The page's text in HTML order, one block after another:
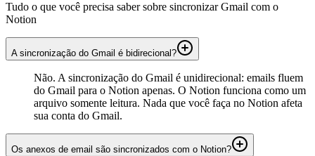
Tudo o que você precisa saber sobre sincronizar Gmail com o
Notion
A sincronização do Gmail é bidirecional?
Não. A sincronização do Gmail é unidirecional: emails fluem
do Gmail para o Notion apenas. O Notion funciona como um
arquivo somente leitura. Nada que você faça no Notion afeta
sua conta do Gmail.
Os anexos de email são sincronizados com o Notion?